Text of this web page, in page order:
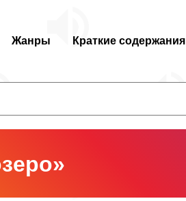
Жанры Краткие содержания